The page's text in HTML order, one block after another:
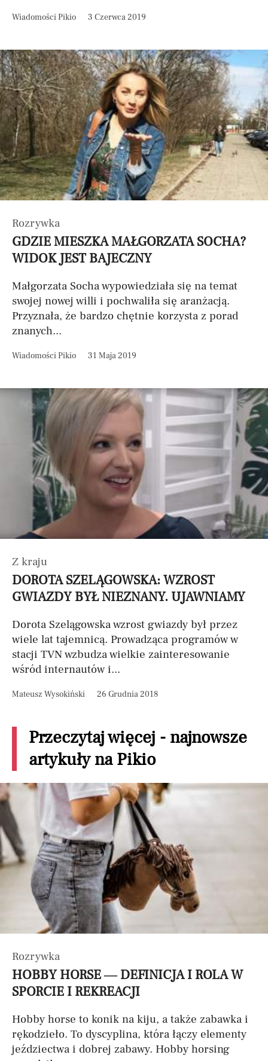
Wiadomości Pikio 3 Czerwca 2019
Rozrywka
GDZIE MIESZKA MAŁGORZATA SOCHA?
WIDOK JEST BAJECZNY
Małgorzata Socha wypowiedziała się na temat
swojej nowej willi i pochwaliła się aranżacją.
Przyznała, że bardzo chętnie korzysta z porad
znanych...
Wiadomości Pikio 31 Maja 2019
Z kraju
DOROTA SZELĄGOWSKA: WZROST
GWIAZDY BYŁ NIEZNANY. UJAWNIAMY
Dorota Szelągowska wzrost gwiazdy był przez
wiele lat tajemnicą. Prowadząca programów w
stacji TVN wzbudza wielkie zainteresowanie
wśród internautów i...
Mateusz Wysokiński 26 Grudnia 2018
Przeczytaj więcej - najnowsze
artykuły na Pikio
Rozrywka
HOBBY HORSE — DEFINICJA I ROLA W
SPORCIE I REKREACJI
Hobby horse to konik na kiju, a także zabawka i
rękodzieło. To dyscyplina, która łączy elementy
jeździectwa i dobrej zabawy. Hobby horsing